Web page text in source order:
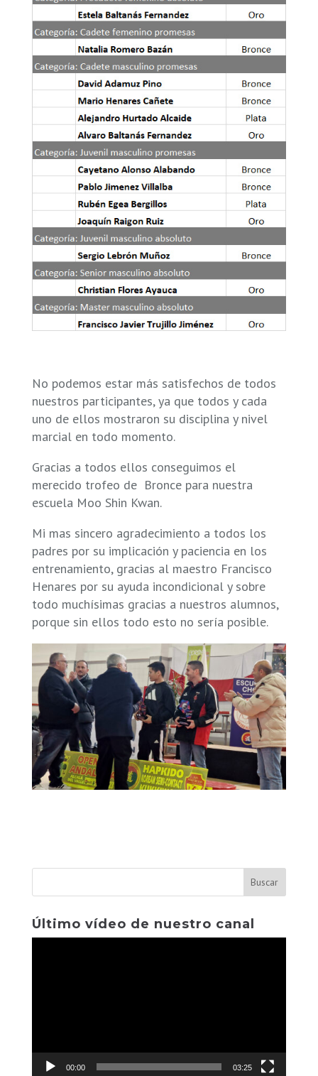
No podemos estar más satisfechos de todos
nuestros participantes, ya que todos y cada
uno de ellos mostraron su disciplina y nivel
marcial en todo momento.
Gracias a todos ellos conseguimos el
merecido trofeo de Bronce para nuestra
escuela Moo Shin Kwan.
Mi mas sincero agradecimiento a todos los
padres por su implicación y paciencia en los
entrenamiento, gracias al maestro Francisco
Henares por su ayuda incondicional y sobre
todo muchísimas gracias a nuestros alumnos,
porque sin ellos todo esto no sería posible.
Último vídeo de nuestro canal
00:00 03:25